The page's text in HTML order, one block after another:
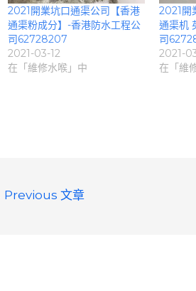
2021開業坑口通渠公司【香港
通渠粉成分】-香港防水工程公
司62728207
2021-03-12
在「維修水喉」中
2021開
通渠机
司
2021-
在「維
Previous 文章